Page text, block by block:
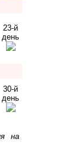
23-й
день
30-й
день
на